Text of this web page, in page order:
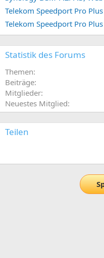
Telekom Speedport Pro
Telekom Speedport Pro
Statistik des Forums
Themen
Beiträge
Mitglieder
Neuestes Mitglied
Teilen